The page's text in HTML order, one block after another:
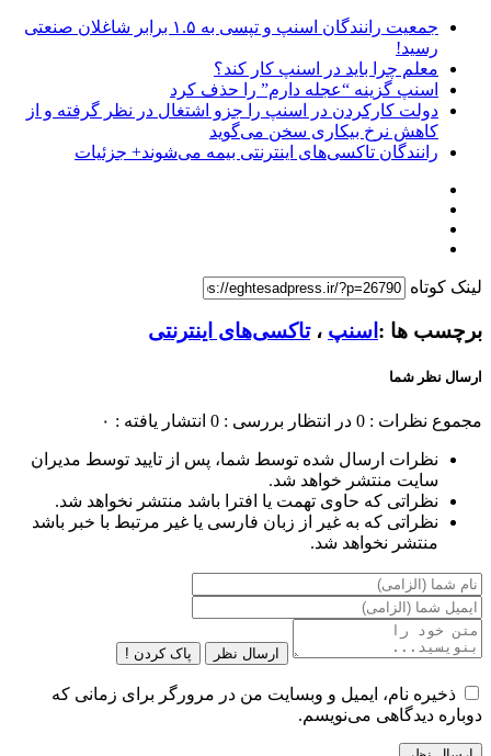
جمعیت رانندگان اسنپ و تپسی به ۱.۵ برابر شاغلان صنعتی
رسید!
معلم چرا باید در اسنپ کار کند؟
اسنپ گزینه “عجله دارم” را حذف کرد
دولت کارکردن در اسنپ را جزو اشتغال در نظر گرفته و از
کاهش نرخ بیکاری سخن می‌گوید
رانندگان تاکسی‌های اینترنتی بیمه می‌شوند+ جزئیات
لینک کوتاه
برچسب ها : اسنپ ،تاکسی‌های اینترنتی
ارسال نظر شما
مجموع نظرات : 0 در انتظار بررسی : 0 انتشار یافته : ۰
نظرات ارسال شده توسط شما، پس از تایید توسط مدیران
سایت منتشر خواهد شد.
نظراتی که حاوی تهمت یا افترا باشد منتشر نخواهد شد.
نظراتی که به غیر از زبان فارسی یا غیر مرتبط با خبر باشد
منتشر نخواهد شد.
ارسال نظر پاک کردن !
ذخیره نام، ایمیل و وبسایت من در مرورگر برای زمانی که
دوباره دیدگاهی می‌نویسم.